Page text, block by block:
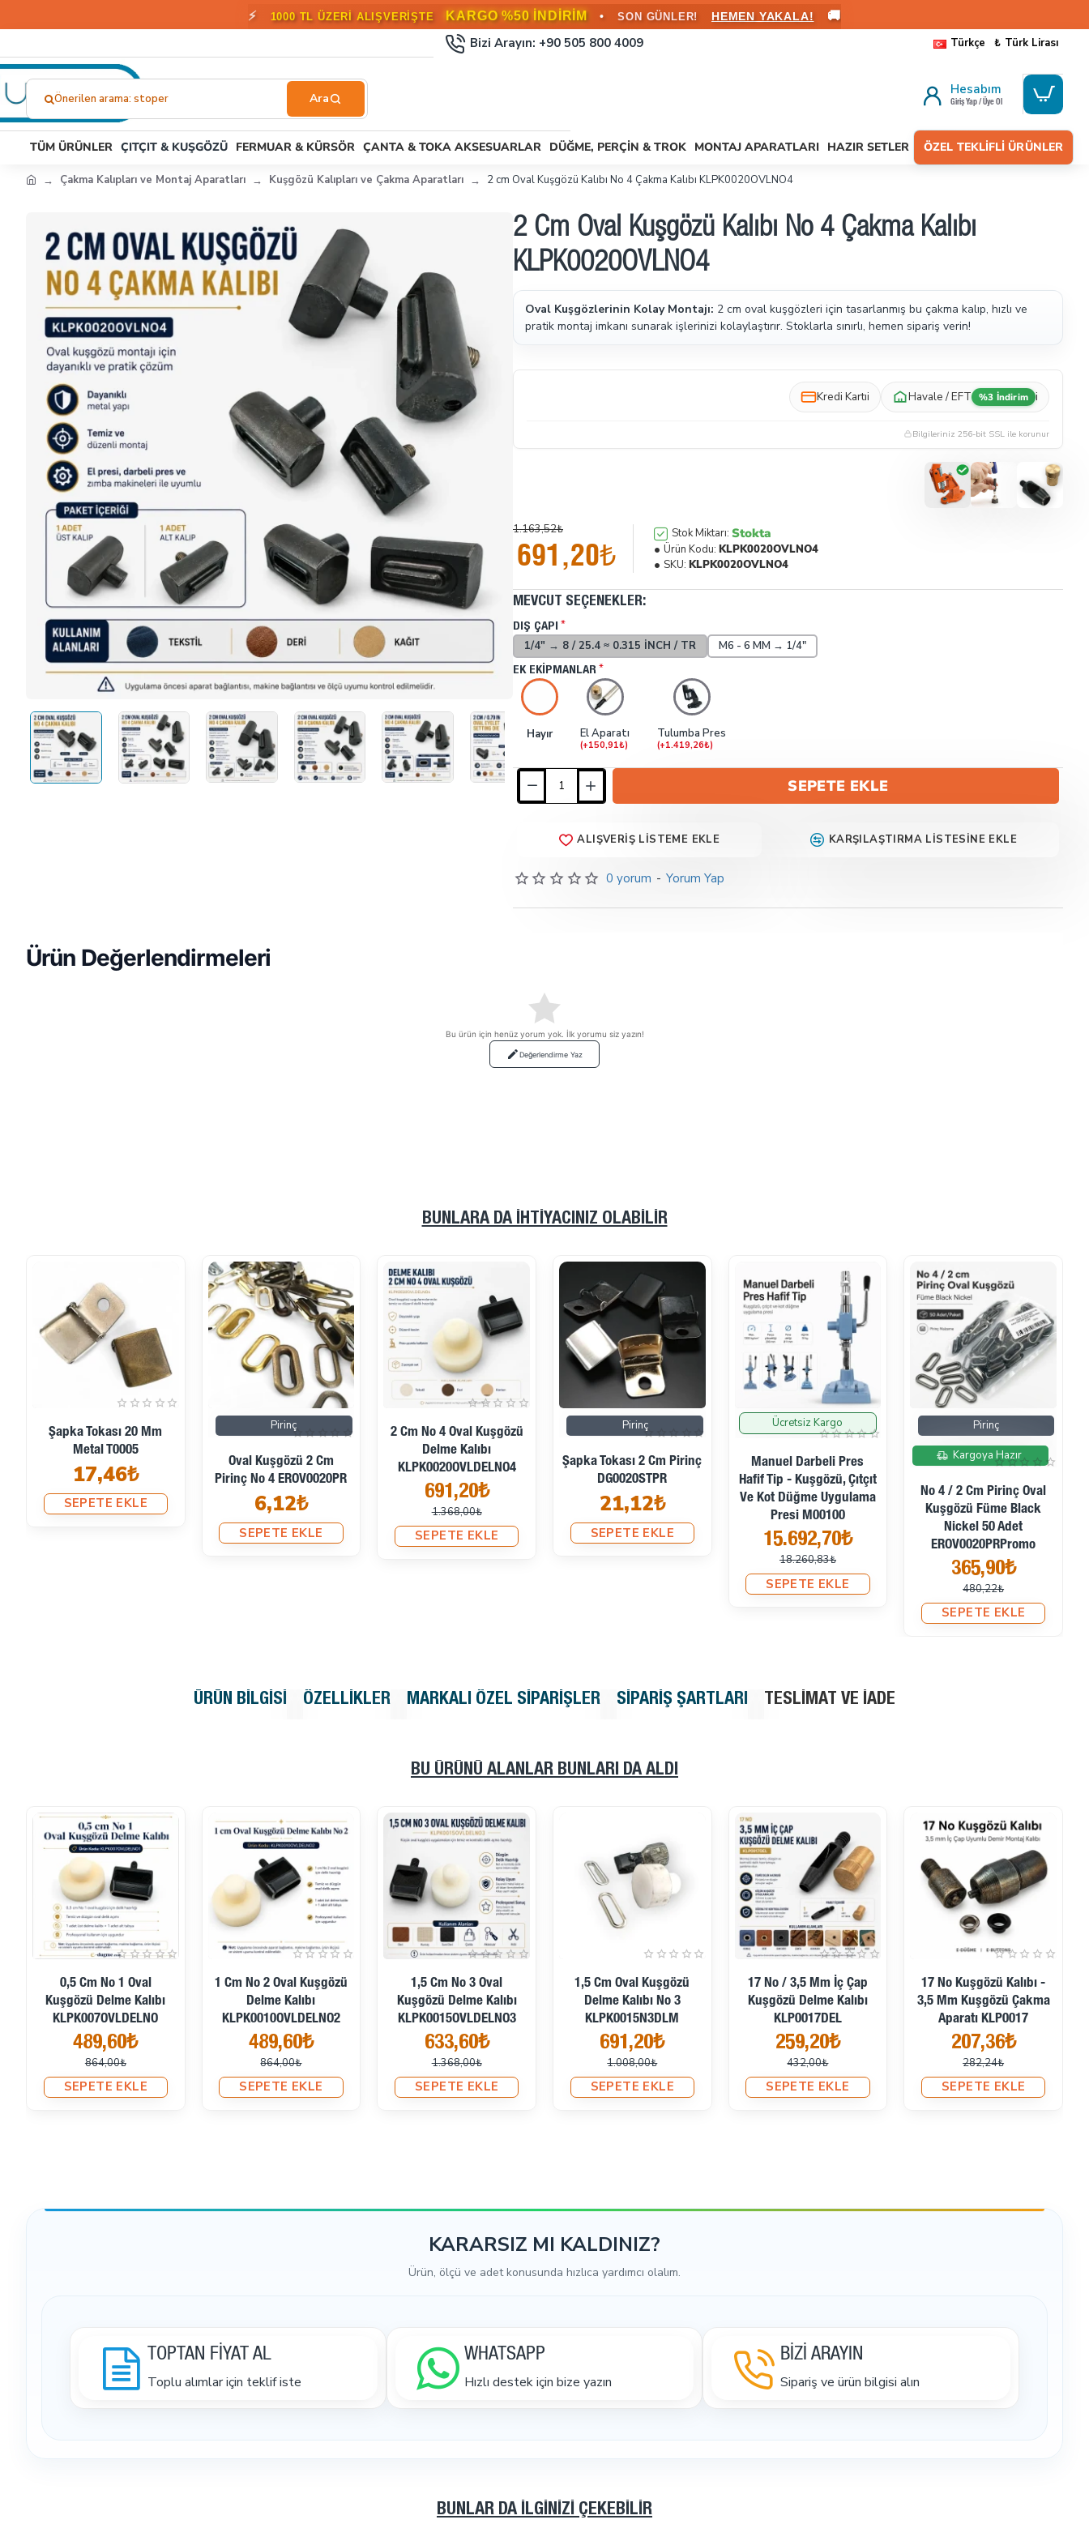
🎁 2000 TL ÜZERİ SİPARİŞLERDE KARGO BEDAVA! • HEMEN FAYDALANIN 🚚
Bizi Arayın: +90 505 800 4009 Türkçe ₺ Türk Lirası
Aramıştınız?...
Önerilen arama: stoper
Hesabım
Giriş Yap / Üye Ol
TÜM ÜRÜNLER ÇITÇIT & KUŞGÖZÜ FERMUAR & KÜRSÖR ÇANTA & TOKA AKSESUARLAR DÜĞME, PERÇIN & TROK MONTAJ APARATLARI HAZIR SETLER ÖZEL TEKLIFLI ÜRÜNLER
Çakma Kalıpları ve Montaj Aparatları Kuşgözü Kalıpları ve Çakma Aparatları 2 cm Oval Kuşgözü Kalıbı No 4 Çakma Kalıbı KLPK0020OVLNO4
İndirimde
2 Cm Oval Kuşgözü Kalıbı No 4 Çakma Kalıbı
KLPK0020OVLNO4
Oval Kuşgözlerinin Kolay Montajı: 2 cm oval kuşgözleri için tasarlanmış bu çakma kalıp, hızlı ve
pratik montaj imkanı sunarak işlerinizi kolaylaştırır. Stoklarla sınırlı, hemen sipariş verin!
Kredi Kartıi Havale / EFT %3 İndirim i
Bilgileriniz 256-bit SSL ile korunur
0 yorum - Yorum Yap
691,20₺
1.163,52₺ Stok Miktarı: Stokta
Ürün Kodu: KLPK0020OVLNO4
SKU: KLPK0020OVLNO4
MEVCUT SEÇENEKLER:
DIŞ ÇAPI
1/4" → 8 / 25.4 ≈ 0.315 INCH / TR M6 - 6 MM → 1/4"
EK EKIPMANLAR
Hayır El Aparatı
(+150,91₺)
Tulumba Pres
(+1.419,26₺)
SEPETE EKLE
ALIŞVERIŞ LISTEME EKLE KARŞILAŞTIRMA LISTESINE EKLE
Ürün Değerlendirmeleri
Bu ürün için henüz yorum yok. İlk yorumu siz yazın!
Değerlendirme Yaz
BUNLARA DA İHTIYACINIZ OLABILIR
Şapka Tokası 20 Mm
Metal T0005
17,46₺
SEPETE EKLE
Pirinç
Oval Kuşgözü 2 Cm
Pirinç No 4 EROV0020PR
6,12₺
SEPETE EKLE
İndirimde
2 Cm No 4 Oval Kuşgözü
Delme Kalıbı
KLPK0020OVLDELNO4
691,20₺
1.368,00₺
SEPETE EKLE
Pirinç
Şapka Tokası 2 Cm Pirinç
DG0020STPR
21,12₺
SEPETE EKLE
İndirimde
Ücretsiz Kargo
Manuel Darbeli Pres
Hafif Tip - Kuşgözü, Çıtçıt
Ve Kot Düğme Uygulama
Presi M00100
15.692,70₺
18.260,83₺
SEPETE EKLE
Pirinç
Kargoya Hazır
No 4 / 2 Cm Pirinç Oval
Kuşgözü Füme Black
Nickel 50 Adet
EROV0020PRPromo
365,90₺
480,22₺
SEPETE EKLE
ÜRÜN BILGISI ÖZELLIKLER MARKALI ÖZEL SIPARIŞLER SIPARIŞ ŞARTLARI TESLIMAT VE İADE
BU ÜRÜNÜ ALANLAR BUNLARI DA ALDI
İndirimde
17 No / 3,5 Mm İç Çap
Kuşgözü Delme Kalıbı
KLP0017DEL
259,20₺
432,00₺
SEPETE EKLE
İndirimde
17 No Kuşgözü Kalıbı -
3,5 Mm Kuşgözü Çakma
Aparatı KLP0017
207,36₺
282,24₺
SEPETE EKLE
İndirimde
2 Cm No 4 Oval Kuşgözü
Delme Kalıbı
KLPK0020OVLDELNO4
691,20₺
1.368,00₺
SEPETE EKLE
İndirimde
İndirimli Kargo
2 No / 4–4,5 Mm Plise
Sineklik Kuşgözü Delme
Ve Montaj Kalıbı
Profesyonel Seti
KLP00020SinSETPr
İndirimde
2 No / 4,5 Mm İç Çap
Kuşgözü Delme Kalıbı
KLP00020DEL
259,20₺
432,00₺
SEPETE EKLE
İndirimde
2 No / 4,5 Mm Plise
Sineklik Kuşgözü Montaj
Ve Delik Açma Kalıbı
Başlangıç Seti
KLP00020SinSET
477,95₺
593,15₺
KARARSIZ MI KALDINIZ?
Ürün, ölçü ve adet konusunda hızlıca yardımcı olalım.
TOPTAN FİYAT AL
Toplu alımlar için teklif iste
WHATSAPP
Hızlı destek için bize yazın
BİZİ ARAYIN
Sipariş ve ürün bilgisi alın
BUNLAR DA İLGINIZI ÇEKEBILIR